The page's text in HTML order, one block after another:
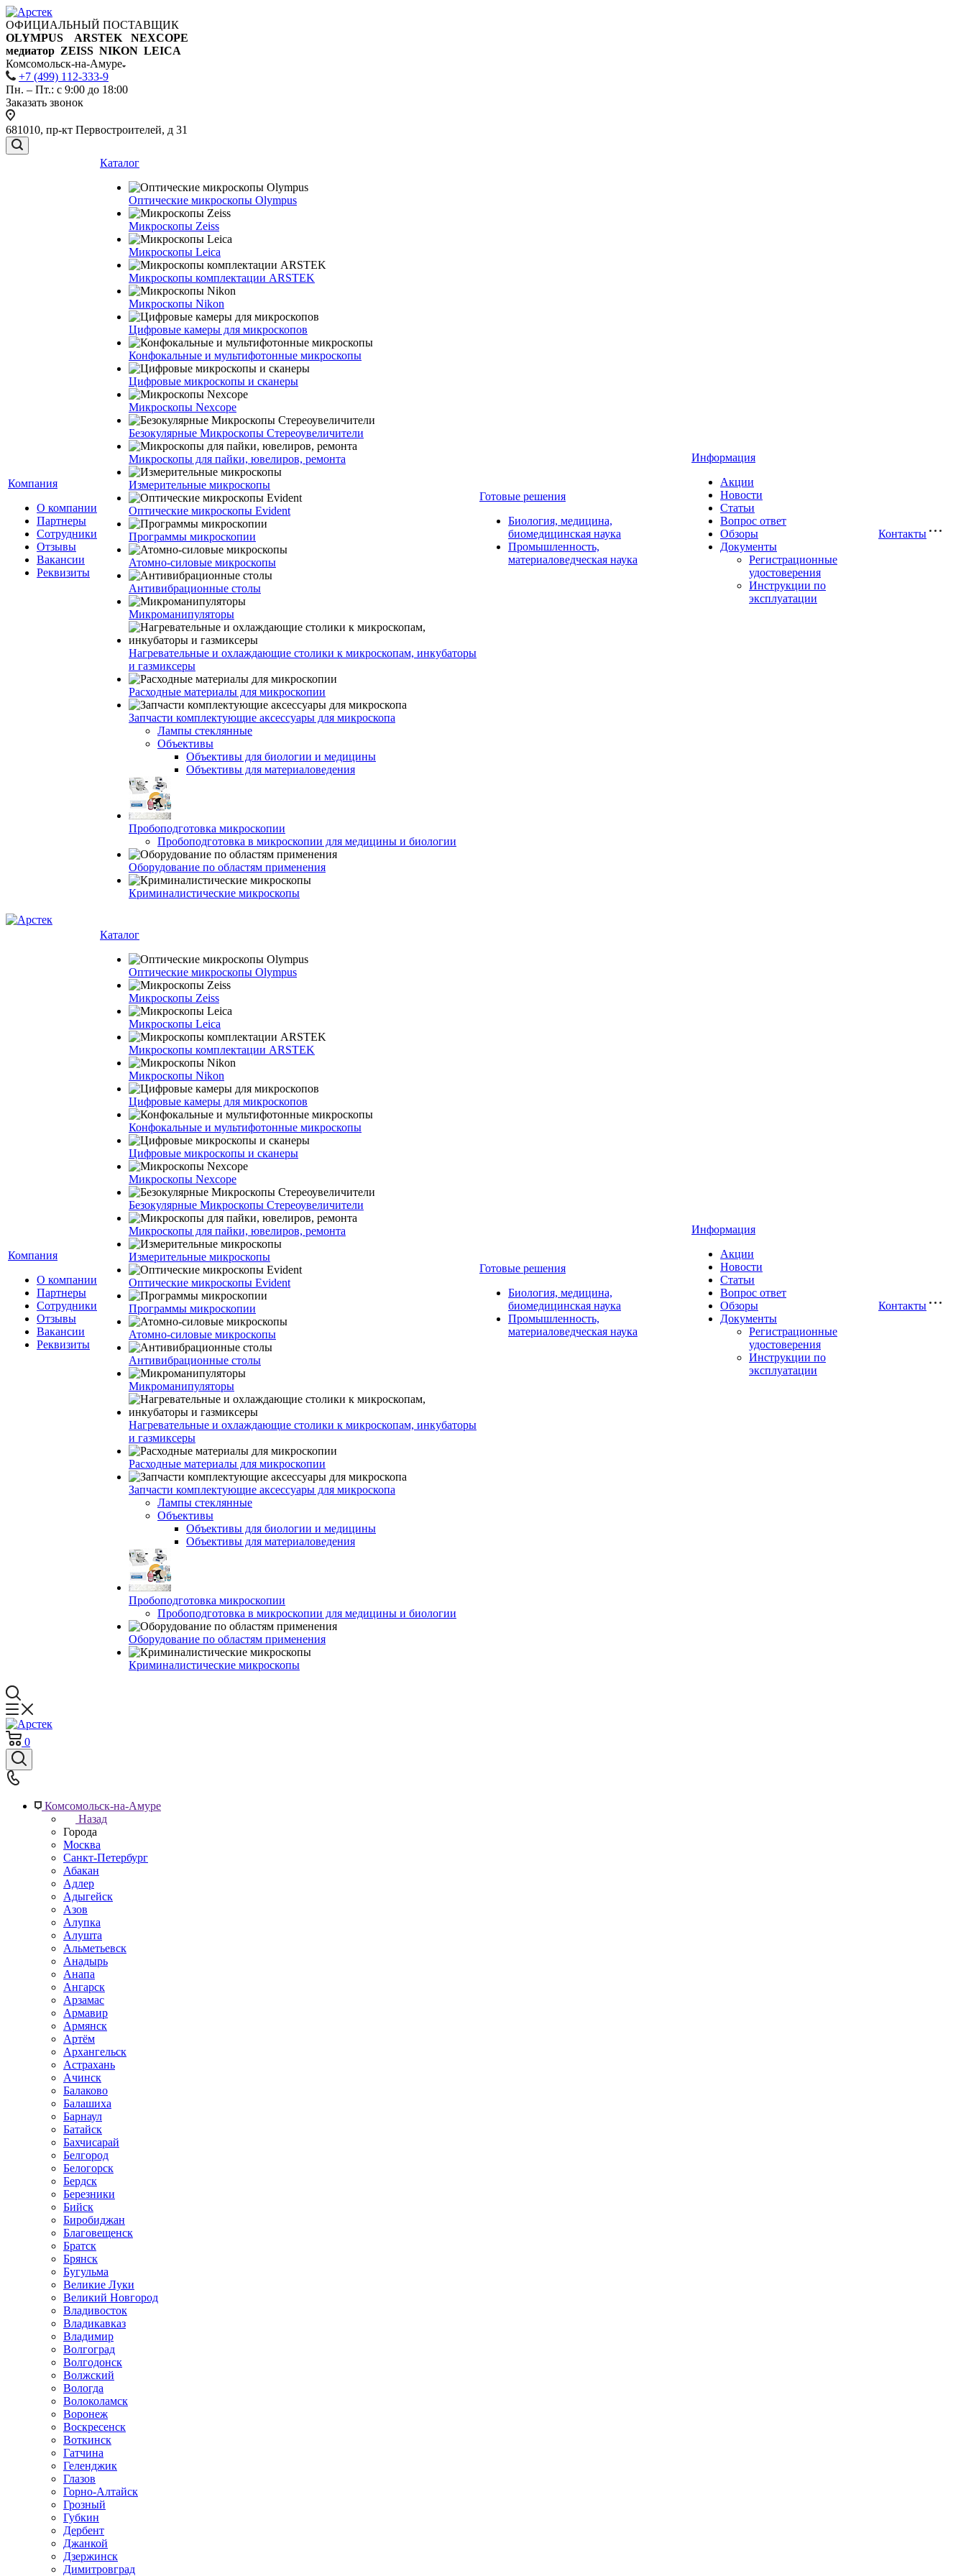
ОФИЦИАЛЬНЫЙ ПОСТАВЩИК
OLYMPUS ARSTEK NEXCOPE
медиатор ZEISS NIKON LEICA
Комсомольск-на-Амуре
+7 (499) 112-333-9
Пн. – Пт.: с 9:00 до 18:00
Заказать звонок
681010, пр-кт Первостроителей, д 31
Компания
О компании
Партнеры
Сотрудники
Отзывы
Вакансии
Реквизиты
Каталог
Оптические микроскопы Olympus
Микроскопы Zeiss
Микроскопы Leica
Микроскопы комплектации ARSTEK
Микроскопы Nikon
Цифровые камеры для микроскопов
Конфокальные и мультифотонные микроскопы
Цифровые микроскопы и сканеры
Микроскопы Nexcope
Безокулярные Микроскопы Стереоувеличители
Микроскопы для пайки, ювелиров, ремонта
Измерительные микроскопы
Оптические микроскопы Evident
Программы микроскопии
Атомно-силовые микроскопы
Антивибрационные столы
Микроманипуляторы
Нагревательные и охлаждающие столики к микроскопам, инкубаторы
и газмиксеры
Расходные материалы для микроскопии
Запчасти комплектующие аксессуары для микроскопа
Лампы стеклянные
Объективы
Объективы для биологии и медицины
Объективы для материаловедения
Пробоподготовка микроскопии
Пробоподготовка в микроскопии для медицины и биологии
Оборудование по областям применения
Криминалистические микроскопы
Готовые решения
Биология, медицина,
биомедицинская наука
Промышленность,
материаловедческая наука
Информация
Акции
Новости
Статьи
Вопрос ответ
Обзоры
Документы
Регистрационные
удостоверения
Инструкции по
эксплуатации
Контакты
Компания
О компании
Партнеры
Сотрудники
Отзывы
Вакансии
Реквизиты
Каталог
Оптические микроскопы Olympus
Микроскопы Zeiss
Микроскопы Leica
Микроскопы комплектации ARSTEK
Микроскопы Nikon
Цифровые камеры для микроскопов
Конфокальные и мультифотонные микроскопы
Цифровые микроскопы и сканеры
Микроскопы Nexcope
Безокулярные Микроскопы Стереоувеличители
Микроскопы для пайки, ювелиров, ремонта
Измерительные микроскопы
Оптические микроскопы Evident
Программы микроскопии
Атомно-силовые микроскопы
Антивибрационные столы
Микроманипуляторы
Нагревательные и охлаждающие столики к микроскопам, инкубаторы
и газмиксеры
Расходные материалы для микроскопии
Запчасти комплектующие аксессуары для микроскопа
Лампы стеклянные
Объективы
Объективы для биологии и медицины
Объективы для материаловедения
Пробоподготовка микроскопии
Пробоподготовка в микроскопии для медицины и биологии
Оборудование по областям применения
Криминалистические микроскопы
Готовые решения
Биология, медицина,
биомедицинская наука
Промышленность,
материаловедческая наука
Информация
Акции
Новости
Статьи
Вопрос ответ
Обзоры
Документы
Регистрационные
удостоверения
Инструкции по
эксплуатации
Контакты
0
Комсомольск-на-Амуре
Назад
Города
Москва
Санкт-Петербург
Абакан
Адлер
Адыгейск
Азов
Алупка
Алушта
Альметьевск
Анадырь
Анапа
Ангарск
Арзамас
Армавир
Армянск
Артём
Архангельск
Астрахань
Ачинск
Балаково
Балашиха
Барнаул
Батайск
Бахчисарай
Белгород
Белогорск
Бердск
Березники
Бийск
Биробиджан
Благовещенск
Братск
Брянск
Бугульма
Великие Луки
Великий Новгород
Владивосток
Владикавказ
Владимир
Волгоград
Волгодонск
Волжский
Вологда
Волоколамск
Воронеж
Воскресенск
Воткинск
Гатчина
Геленджик
Глазов
Горно-Алтайск
Грозный
Губкин
Дербент
Джанкой
Дзержинск
Димитровград